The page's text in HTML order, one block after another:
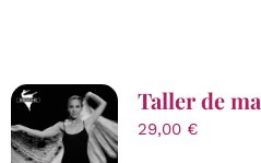
Taller de
29,00 €